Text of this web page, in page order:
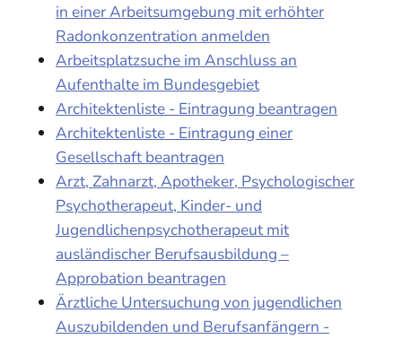
in einer Arbeitsumgebung mit erhöhter
Radonkonzentration anmelden
Arbeitsplatzsuche im Anschluss an
Aufenthalte im Bundesgebiet
Architektenliste - Eintragung beantragen
Architektenliste - Eintragung einer
Gesellschaft beantragen
Arzt, Zahnarzt, Apotheker, Psychologischer
Psychotherapeut, Kinder- und
Jugendlichenpsychotherapeut mit
ausländischer Berufsausbildung –
Approbation beantragen
Ärztliche Untersuchung von jugendlichen
Auszubildenden und Berufsanfängern -